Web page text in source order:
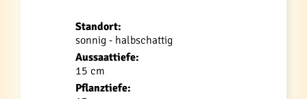
Standort:
sonnig - halbschattig
Aussaattiefe:
15 cm
Pflanztiefe: